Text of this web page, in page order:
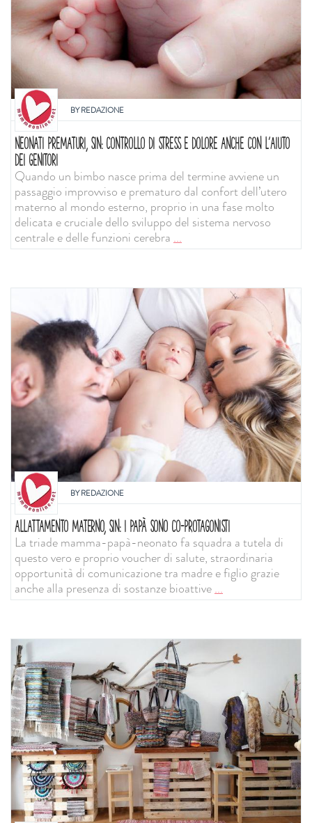
BYREDAZIONE
NEONATI PREMATURI, SIN: CONTROLLO DI STRESS E DOLORE ANCHE CON L'AIUTO
DEI GENITORI
Quando un bimbo nasce prima del termine avviene un
passaggio improvviso e prematuro dal confort dell’utero
materno al mondo esterno, proprio in una fase molto
delicata e cruciale dello sviluppo del sistema nervoso
centrale e delle funzioni cerebra...
BYREDAZIONE
ALLATTAMENTO MATERNO, SIN: I PAPÀ SONO CO-PROTAGONISTI
La triade mamma-papà-neonato fa squadra a tutela di
questo vero e proprio voucher di salute, straordinaria
opportunità di comunicazione tra madre e figlio grazie
anche alla presenza di sostanze bioattive...